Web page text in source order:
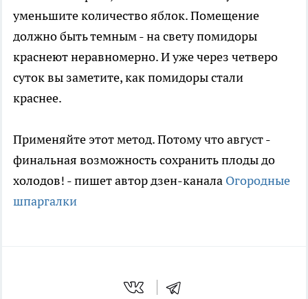
уменьшите количество яблок. Помещение
должно быть темным - на свету помидоры
краснеют неравномерно. И уже через четверо
суток вы заметите, как помидоры стали
краснее.
Применяйте этот метод. Потому что август -
финальная возможность сохранить плоды до
холодов! - пишет автор дзен-канала Огородные
шпаргалки